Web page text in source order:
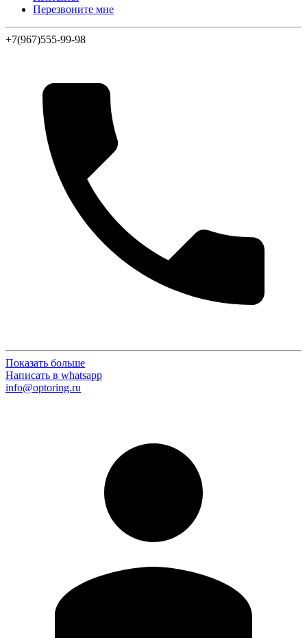
Перезвоните мне
+7(967)555-99-98
Показать больше
Написать в whatsapp
info@optoring.ru